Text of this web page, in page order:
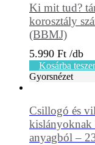
Ki mit tud?
korosztály
(BBMJ)
5.990 Ft
Kosárba
Gyorsnézet
Csillogó és
kislányoknak
anyagból –